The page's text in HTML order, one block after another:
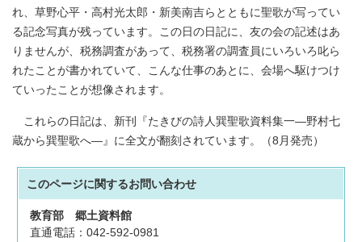
れ、草野心平・高村光太郎・新美南吉らとともに聖歌が写ってい
る記念写真が残っています。この日の日記に、友の会の記述はあ
りませんが、税務調査があって、税務署の調査員にいろいろ叱ら
れたことが書かれていて、こんな仕事のあとに、会場へ駆けつけ
ていったことが想像されます。
これらの日記は、新刊『たきびの詩人巽聖歌資料集一―野村七
蔵から巽聖歌へ―』に全文が翻刻されています。（8月発売）
このページに関するお問い合わせ
教育部郷土資料館
直通電話：042-592-0981